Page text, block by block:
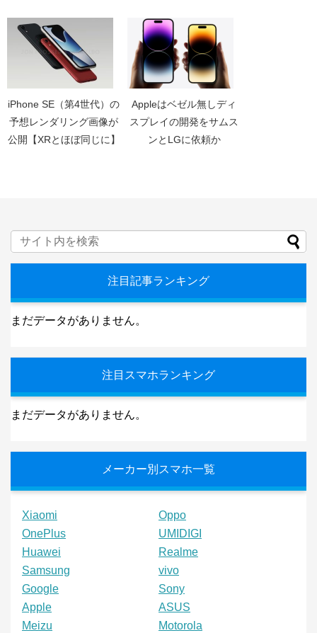
iPhone SE（第4世代）の
予想レンダリング画像が
公開【XRとほぼ同じに】
Appleはベゼル無しディ
スプレイの開発をサムス
ンとLGに依頼か
注目記事ランキング
まだデータがありません。
注目スマホランキング
まだデータがありません。
メーカー別スマホ一覧
Xiaomi
Oppo
OnePlus
UMIDIGI
Huawei
Realme
Samsung
vivo
Google
Sony
Apple
ASUS
Meizu
Motorola